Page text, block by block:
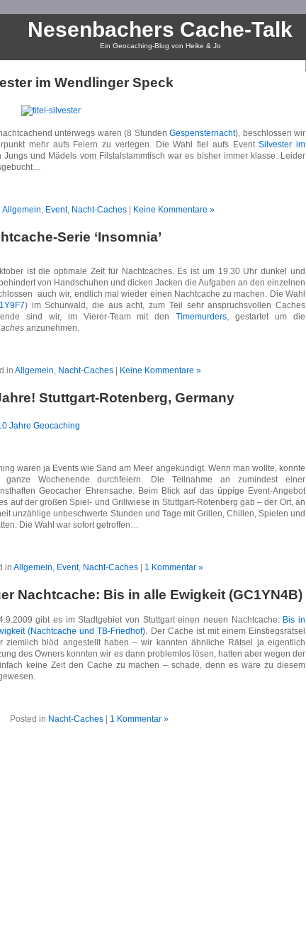
Nesenbachers Cache-Talk
Ein Geocaching-Blog von Heike & Jo
im Wendlinger Speck
unterwegs waren (8 Stunden Gespensternacht), beschlossen wir
mehr aufs Feiern zu verlegen. Die Wahl fiel aufs EventSilvester im
Jungs und Mädels vom Filstalstammtisch war es bisher immer klasse. Leider
Allgemein, Event, Nacht-Caches| Keine Kommentare »
Serie ‘Insomnia’
ist die optimale Zeit für Nachtcaches. Es ist um 19.30 Uhr dunkel und
von Handschuhen und dicken Jacken die Aufgaben an den einzelnen
auch wir, endlich mal wieder einen Nachtcache zu machen. Die Wahl
) im Schurwald, die aus acht, zum Teil sehr anspruchsvollen Caches
sind wir, im Vierer-Team mit denTimemurders , gestartet um die
anzunehmen.
in Allgemein Nacht-Caches | Keine Kommentare »
Stuttgart-Rotenberg, Germany
waren ja Events wie Sand am Meer angekündigt. Wenn man wollte, konnte
Wochenende durchfeiern. Die Teilnahme an zumindest einer
Geocacher Ehrensache. Beim Blick auf das üppige Event-Angebot
auf der großen Spiel- und Grillwiese in Stuttgart-Rotenberg gab – der Ort, an
unzählige unbeschwerte Stunden und Tage mit Grillen, Chillen, Spielen und
Die Wahl war sofort getroffen…
in Allgemein, Event, Nacht-Caches| 1 Kommentar »
Nachtcache: Bis in alle Ewigkeit (GC1YN4B)
gibt es im Stadtgebiet von Stuttgart einen neuen Nachtcache: Bis in
(Nachtcache und TB-Friedhof). Der Cache ist mit einem Einstiegsrätsel
ziemlich blöd angestellt haben – wir kannten ähnliche Rätsel ja eigentlich
des Owners konnten wir es dann problemlos lösen, hatten aber wegen der
keine Zeit den Cache zu machen – schade, denn es wäre zu diesem
Posted in Nacht-Caches 1 Kommentar »